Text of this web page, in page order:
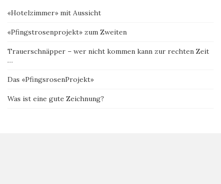
«Hotelzimmer» mit Aussicht
«Pfingstrosenprojekt» zum Zweiten
Trauerschnäpper – wer nicht kommen kann zur rechten Zeit
…
Das «PfingsrosenProjekt»
Was ist eine gute Zeichnung?